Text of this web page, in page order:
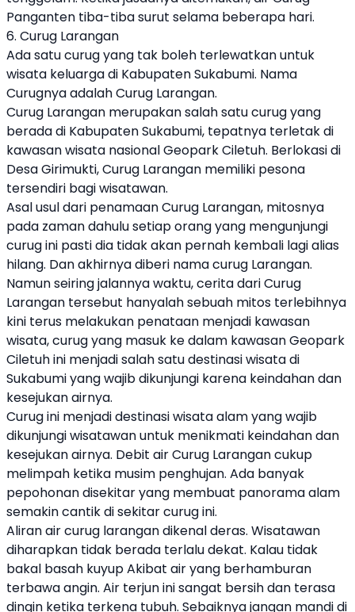
Panganten tiba-tiba surut selama beberapa hari.
6. Curug Larangan
Ada satu curug yang tak boleh terlewatkan untuk
wisata keluarga di Kabupaten Sukabumi. Nama
Curugnya adalah Curug Larangan.
Curug Larangan merupakan salah satu curug yang
berada di Kabupaten Sukabumi, tepatnya terletak di
kawasan wisata nasional Geopark Ciletuh. Berlokasi di
Desa Girimukti, Curug Larangan memiliki pesona
tersendiri bagi wisatawan.
Asal usul dari penamaan Curug Larangan, mitosnya
pada zaman dahulu setiap orang yang mengunjungi
curug ini pasti dia tidak akan pernah kembali lagi alias
hilang. Dan akhirnya diberi nama curug Larangan.
Namun seiring jalannya waktu, cerita dari Curug
Larangan tersebut hanyalah sebuah mitos terlebihnya
kini terus melakukan penataan menjadi kawasan
wisata, curug yang masuk ke dalam kawasan Geopark
Ciletuh ini menjadi salah satu destinasi wisata di
Sukabumi yang wajib dikunjungi karena keindahan dan
kesejukan airnya.
Curug ini menjadi destinasi wisata alam yang wajib
dikunjungi wisatawan untuk menikmati keindahan dan
kesejukan airnya. Debit air Curug Larangan cukup
melimpah ketika musim penghujan. Ada banyak
pepohonan disekitar yang membuat panorama alam
semakin cantik di sekitar curug ini.
Aliran air curug larangan dikenal deras. Wisatawan
diharapkan tidak berada terlalu dekat. Kalau tidak
bakal basah kuyup Akibat air yang berhamburan
terbawa angin. Air terjun ini sangat bersih dan terasa
dingin ketika terkena tubuh. Sebaiknya jangan mandi di